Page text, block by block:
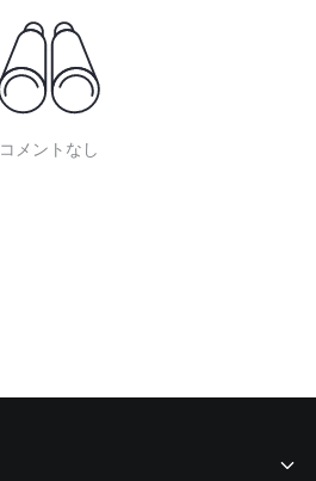
コメントなし